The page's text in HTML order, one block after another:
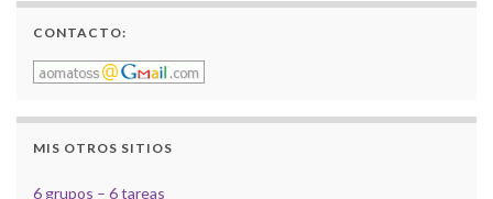
CONTACTO:
MIS OTROS SITIOS
6 grupos – 6 tareas